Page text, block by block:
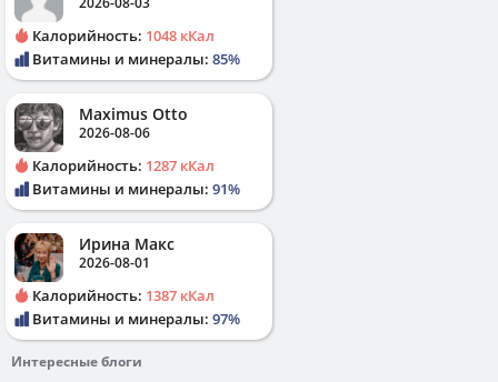
Калорийность: 1048 кКал
Витамины и минералы: 85%
Maximus Otto
2026-08-06
Калорийность: 1287 кКал
Витамины и минералы: 91%
Ирина Макс
2026-08-01
Калорийность: 1387 кКал
Витамины и минералы: 97%
Интересные блоги